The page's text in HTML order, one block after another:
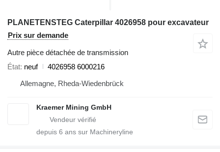
PLANETENSTEG Caterpillar 4026958 pour excavateur
Prix sur demande
Autre pièce détachée de transmission
État neuf
4026958 6000216
Allemagne, Rheda-Wiedenbrück
Kraemer Mining GmbH
depuis 6 ans sur Machineryline